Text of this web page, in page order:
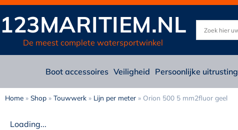
123MARITIEM.NL
De meest complete watersportwinkel
Boot accessoires Veiligheid Persoonlijke uitrusting
Home » Shop » Touwwerk » Lijn per meter » Orion 500 5 mm2fluor geel
Loading...